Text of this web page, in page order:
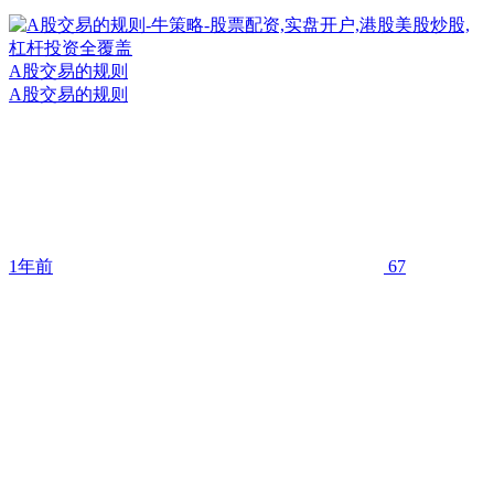
A股交易的规则
A股交易的规则
1年前 67